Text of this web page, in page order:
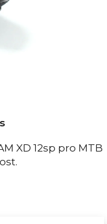
XD 12sp pro MTB